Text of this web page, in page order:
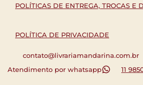
POLÍTICAS DE ENTREGA, TROCAS E
POLÍTICA DE PRIVACIDADE
contato@livrariamandarina.com.br
Atendimento por whatsapp
11